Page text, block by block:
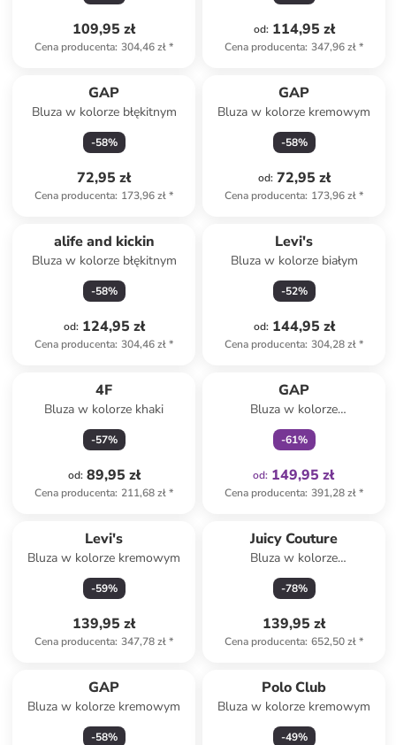
109,95 zł
Cena producenta: 304,46 zł*
od: 114,95 zł
Cena producenta: 347,96 zł*
GAP
Bluza w kolorze błękitnym
-58%
72,95 zł
Cena producenta: 173,96 zł*
GAP
Bluza w kolorze kremowym
-58%
od: 72,95 zł
Cena producenta: 173,96 zł*
alife and kickin
Bluza w kolorze błękitnym
-58%
od: 124,95 zł
Cena producenta: 304,46 zł*
Levi's
Bluza w kolorze białym
-52%
od: 144,95 zł
Cena producenta: 304,28 zł*
4F
Bluza w kolorze khaki
-57%
od: 89,95 zł
Cena producenta: 211,68 zł*
GAP
Bluza w kolorze
jasnoróżowym
-61%
od: 149,95 zł
Cena producenta: 391,28 zł*
Levi's
Bluza w kolorze kremowym
-59%
139,95 zł
Cena producenta: 347,78 zł*
Juicy Couture
Bluza w kolorze
jasnoróżowym
-78%
139,95 zł
Cena producenta: 652,50 zł*
GAP
Bluza w kolorze kremowym
-58%
Polo Club
Bluza w kolorze kremowym
-49%